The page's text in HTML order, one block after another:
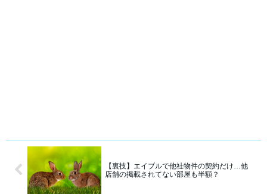
【裏技】エイブルで他社物件の契約だけ…他
店舗の掲載されてない部屋も半額？